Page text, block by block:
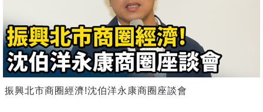
振興北市商圈經濟!沈伯洋永康商圈座談會